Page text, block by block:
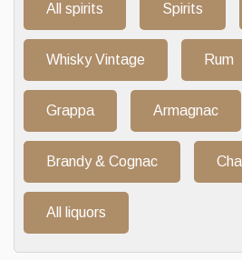
All spirits Spirits
Whisky Vintage Rum
Grappa Armagnac
Brandy & Cognac
All liquors